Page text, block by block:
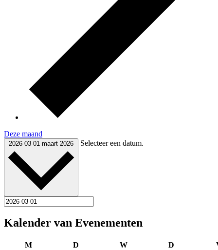
Deze maand
2026-03-01 maart 2026 Selecteer een datum.
Kalender van Evenementen
Mmaandag D Wwoensdag D